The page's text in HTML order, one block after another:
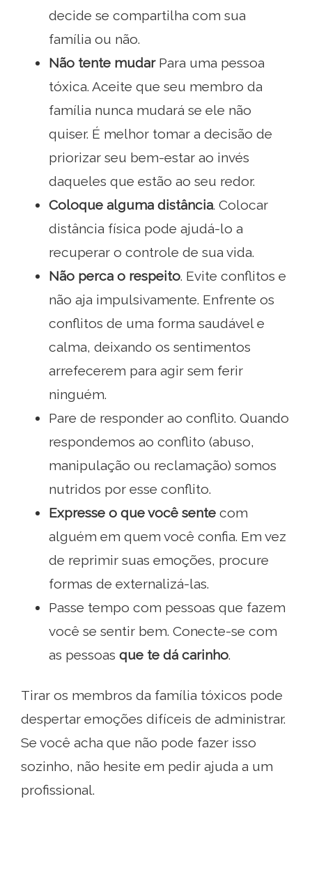
decide se compartilha com sua
família ou não.
Não tente mudarPara uma pessoa
tóxica. Aceite que seu membro da
família nunca mudará se ele não
quiser. É melhor tomar a decisão de
priorizar seu bem-estar ao invés
daqueles que estão ao seu redor.
Coloque alguma distância. Colocar
distância física pode ajudá-lo a
recuperar o controle de sua vida.
Não perca o respeito. Evite conflitos e
não aja impulsivamente. Enfrente os
conflitos de uma forma saudável e
calma, deixando os sentimentos
arrefecerem para agir sem ferir
ninguém.
Pare de responder ao conflito. Quando
respondemos ao conflito (abuso,
manipulação ou reclamação) somos
nutridos por esse conflito.
Expresse o que você sente com
alguém em quem você confia. Em vez
de reprimir suas emoções, procure
formas de externalizá-las.
Passe tempo com pessoas que fazem
você se sentir bem. Conecte-se com
as pessoas que te dá carinho.
Tirar os membros da família tóxicos pode
despertar emoções difíceis de administrar.
Se você acha que não pode fazer isso
sozinho, não hesite em pedir ajuda a um
profissional.